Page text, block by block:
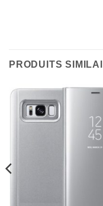
PRODUITS